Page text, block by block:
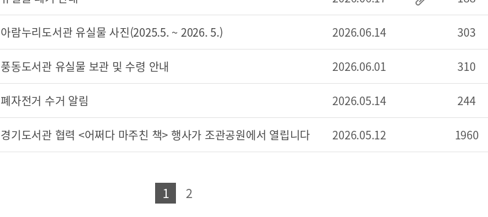
아람누리도서관 유실물 사진(2025.5. ~ 2026. 5.) 2026.06.14 303
풍동도서관 유실물 보관 및 수령 안내 2026.06.01 310
폐자전거 수거 알림 2026.05.14 244
경기도서관 협력 <어쩌다 마주친 책> 행사가 조관공원에서 열립니다 2026.05.12 1960
1 2